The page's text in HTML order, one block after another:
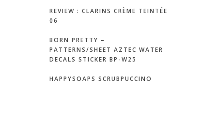
REVIEW : CLARINS CRÈME TEINTÉE
06
BORN PRETTY –
PATTERNS/SHEET AZTEC WATER
DECALS STICKER BP-W25
HAPPYSOAPS SCRUBPUCCINO